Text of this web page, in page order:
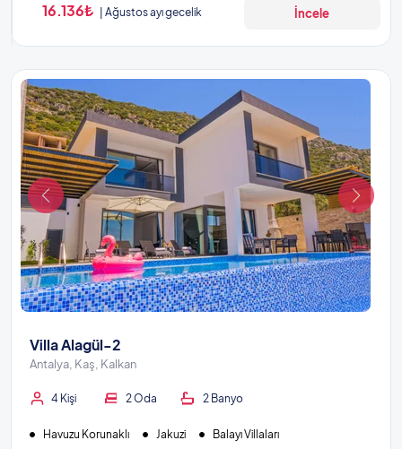
16.136₺ Ağustos ayı gecelik İncele
Villa Alagül-2
Antalya, Kaş, Kalkan
4 Kişi 2 Oda 2 Banyo
Havuzu Korunaklı Jakuzi
Balayı Villaları